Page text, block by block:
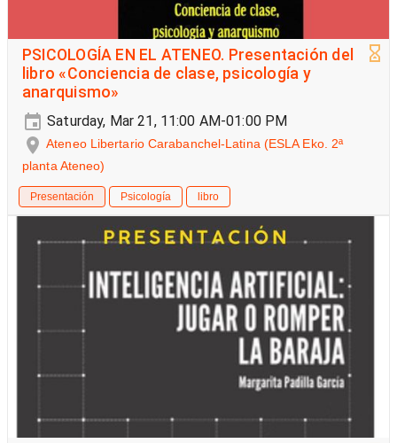
PSICOLOGÍA EN EL ATENEO. Presentación del
libro «Conciencia de clase, psicología y
anarquismo»
Saturday, Mar 21, 11:00 AM-01:00 PM
Ateneo Libertario Carabanchel-Latina (ESLA Eko. 2ª
planta Ateneo)
Presentación Psicología libro